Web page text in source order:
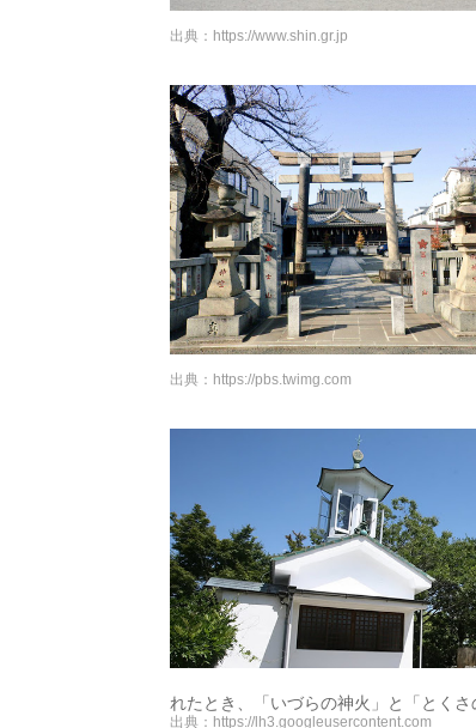
出典： https://www.shin.gr.jp
出典： https://pbs.twimg.com
れたとき、「いづらの神火」と「とく
出典： https://lh3.googleusercontent.com